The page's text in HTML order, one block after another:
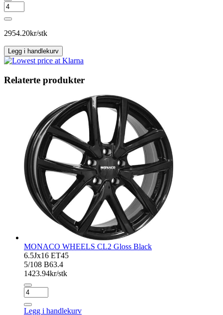
IT
WHEELS
TIARA
Black
antall
2954.20kr/stk
Legg i handlekurv
Relaterte produkter
MONACO WHEELS CL2 Gloss Black
6.5Jx16 ET45
5/108 B63.4
1423.94kr/stk
MONACO
WHEELS
CL2
Legg i handlekurv